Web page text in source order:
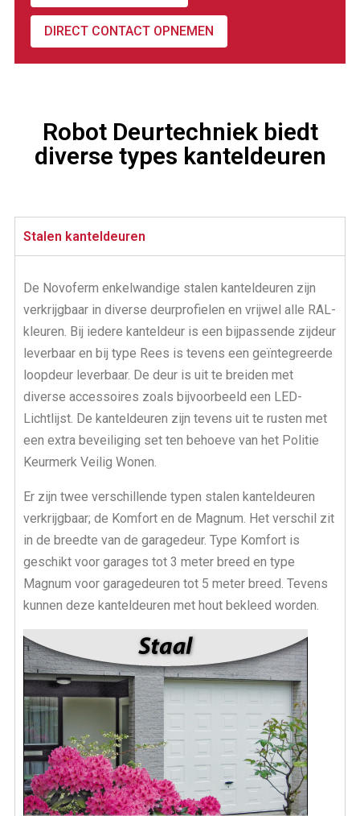
DIRECT CONTACT OPNEMEN
Robot Deurtechniek biedt
diverse types kanteldeuren
Stalen kanteldeuren
De Novoferm enkelwandige stalen kanteldeuren zijn
verkrijgbaar in diverse deurprofielen en vrijwel alle RAL-
kleuren. Bij iedere kanteldeur is een bijpassende zijdeur
leverbaar en bij type Rees is tevens een geïntegreerde
loopdeur leverbaar. De deur is uit te breiden met
diverse accessoires zoals bijvoorbeeld een LED-
Lichtlijst. De kanteldeuren zijn tevens uit te rusten met
een extra beveiliging set ten behoeve van het Politie
Keurmerk Veilig Wonen.
Er zijn twee verschillende typen stalen kanteldeuren
verkrijgbaar; de Komfort en de Magnum. Het verschil zit
in de breedte van de garagedeur. Type Komfort is
geschikt voor garages tot 3 meter breed en type
Magnum voor garagedeuren tot 5 meter breed. Tevens
kunnen deze kanteldeuren met hout bekleed worden.